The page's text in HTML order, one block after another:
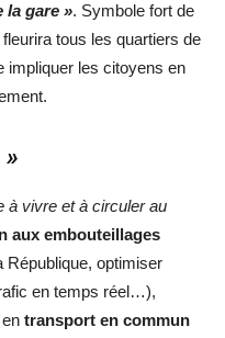
la gare ». Symbole fort de
tous les quartiers de
impliquer les citoyens en
à vivre et à circuler au
aux embouteillages
République, optimiser
en temps réel…),
transport en commun